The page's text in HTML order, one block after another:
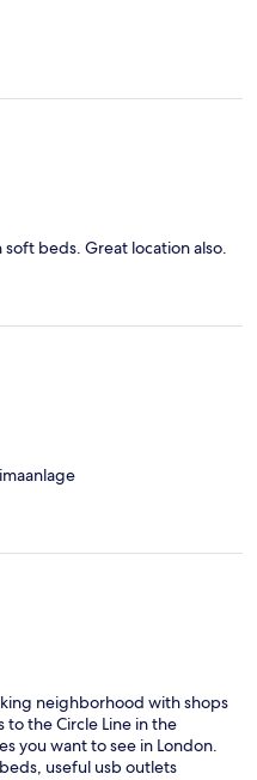
beds. Great location also.
neighborhood with shops
to the Circle Line in the
you want to see in London.
useful usb outlets